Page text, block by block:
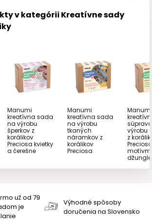
v kategórii Kreatívne sady
Manumi
kreatívna sada
na výrobu
šperkov z
korálikov
Preciosa kvietky
a čerešne
Manumi
kreatívna sada
na výrobu
tkaných
náramkov z
korálikov
Preciosa
Manumi
výrobu
z
motívmi
džungle
už od 79
je
Výhodné spôsoby
doručenia na Slovensko